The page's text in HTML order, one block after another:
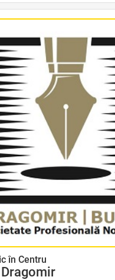
în Centru